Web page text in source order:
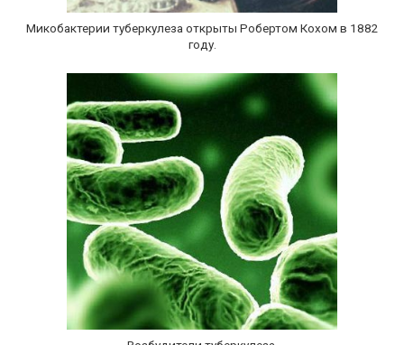
Микобактерии туберкулеза открыты Робертом Кохом в 1882
году.